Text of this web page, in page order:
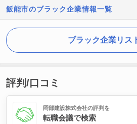
飯能市のブラック企業情報一覧
ブラック企業リス
評判/口コミ
岡部建設株式会社の評判を
転職会議で検索